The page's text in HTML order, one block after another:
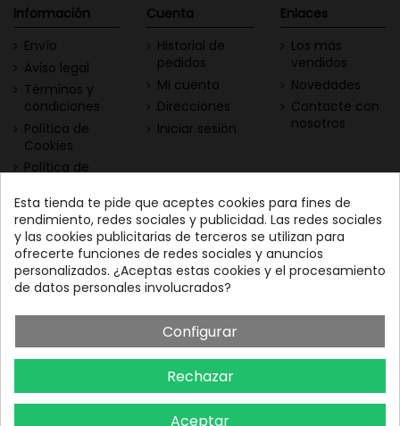
Información
Envío
Aviso legal
Términos y
condiciones
Política de
Cookies
Política de
Cuenta
Historial de
pedidos
Mi cuenta
Direcciones
Iniciar sesión
Enlaces
Los más
vendidos
Novedades
Contacte con
nosotros
Contacta con nosotros
Nuestras Vinotecas:
Vinofilos Triana: Viera y
Clavijo, 23 - Gran Canaria
Vinófilos Santa Cruz: Adán
Martín Menis, 5 - Tenerife
Descarga nuestra App
Todo el vino a tu
alcance
Esta tienda te pide que aceptes cookies para fines de
rendimiento, redes sociales y publicidad. Las redes sociales
y las cookies publicitarias de terceros se utilizan para
ofrecerte funciones de redes sociales y anuncios
personalizados. ¿Aceptas estas cookies y el procesamiento
de datos personales involucrados?
Configurar
Rechazar
Aceptar